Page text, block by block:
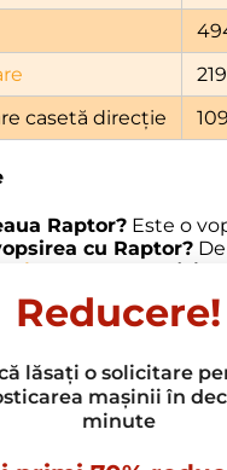
219
casetă direcție
Raptor? Este o
cu Raptor?
beneficia
pentru serviciile
Da,
oferiți pe lângă
laalinierea roților.
bună pentru
externe.
pentru un
Reducere!
lăsați o solicitare
mașinii în
minute